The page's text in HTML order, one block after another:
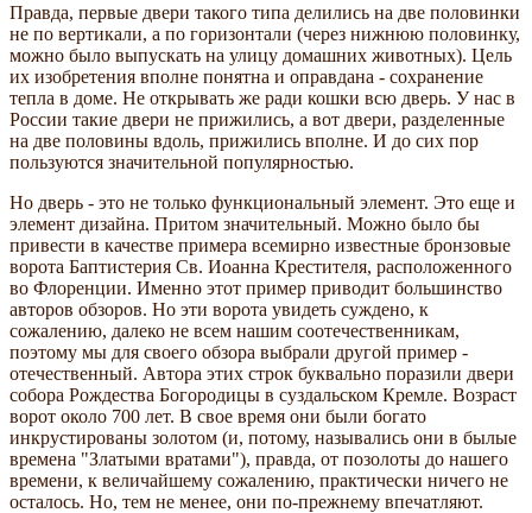
Правда, первые двери такого типа делились на две половинки
не по вертикали, а по горизонтали (через нижнюю половинку,
можно было выпускать на улицу домашних животных). Цель
их изобретения вполне понятна и оправдана - сохранение
тепла в доме. Не открывать же ради кошки всю дверь. У нас в
России такие двери не прижились, а вот двери, разделенные
на две половины вдоль, прижились вполне. И до сих пор
пользуются значительной популярностью.
Но дверь - это не только функциональный элемент. Это еще и
элемент дизайна. Притом значительный. Можно было бы
привести в качестве примера всемирно известные бронзовые
ворота Баптистерия Св. Иоанна Крестителя, расположенного
во Флоренции. Именно этот пример приводит большинство
авторов обзоров. Но эти ворота увидеть суждено, к
сожалению, далеко не всем нашим соотечественникам,
поэтому мы для своего обзора выбрали другой пример -
отечественный. Автора этих строк буквально поразили двери
собора Рождества Богородицы в суздальском Кремле. Возраст
ворот около 700 лет. В свое время они были богато
инкрустированы золотом (и, потому, назывались они в былые
времена "Златыми вратами"), правда, от позолоты до нашего
времени, к величайшему сожалению, практически ничего не
осталось. Но, тем не менее, они по-прежнему впечатляют.